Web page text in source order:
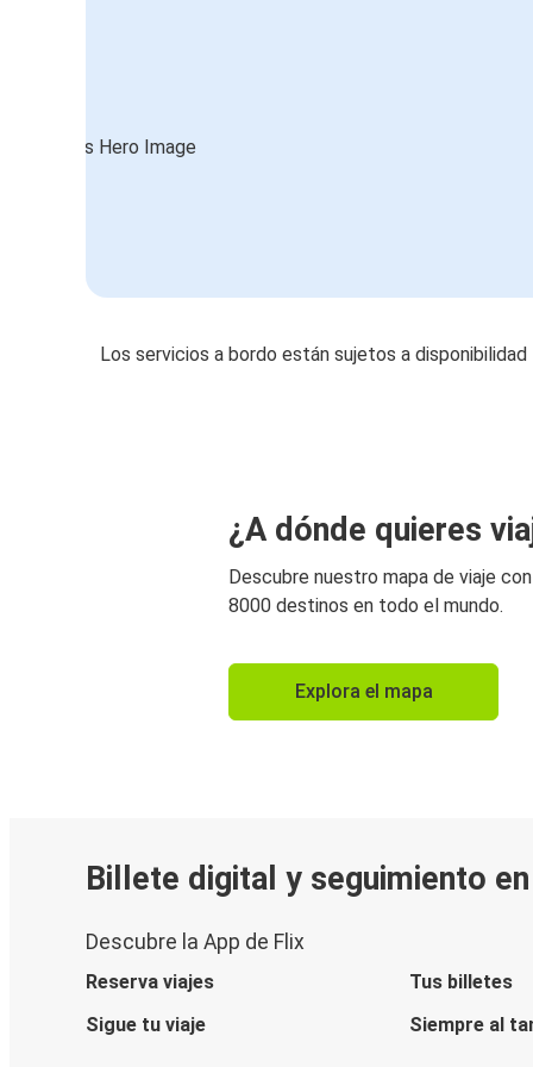
Los servicios a bordo están sujetos a disponibilidad
¿A dónde quieres
Descubre nuestro mapa de viaje
8000 destinos en todo el mundo.
Explora el mapa
Billete digital y seguimiento
Descubre la App de Flix
Reserva viajes
Tus billetes
Sigue tu viaje
Siempre al